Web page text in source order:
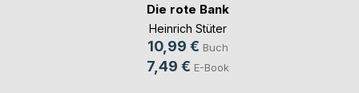
Die rote Bank
Heinrich Stüter
10,99 € Buch
7,49 € E-Book